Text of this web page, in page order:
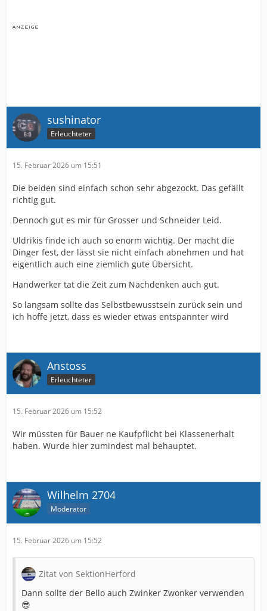
sushinator
Erleuchteter
15. Februar 2026 um 15:51
Die beiden sind einfach schon sehr abgezockt. Das gefällt
richtig gut.
Dennoch gut es mir für Grosser und Schneider Leid.
Uldrikis finde ich auch so enorm wichtig. Der macht die
Dinger fest, der lässt sie nicht einfach abnehmen und hat
eigentlich auch eine ziemlich gute Übersicht.
Handwerker tat die Zeit zum Nachdenken auch gut.
So langsam sollte das Selbstbewusstsein zurück sein und
ich hoffe jetzt, dass es wieder etwas entspannter wird
Anstoss
Erleuchteter
15. Februar 2026 um 15:52
Wir müssten für Bauer ne Kaufpflicht bei Klassenerhalt
haben. Wurde hier zumindest mal behauptet.
Wilhelm 2704
Moderator
15. Februar 2026 um 15:52
Zitat von SektionHerford
Dann sollte der Bello auch Zwinker Zwonker verwenden
😎